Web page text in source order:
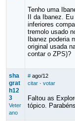
Tenho uma
II da Ibanez.
inferiores
tremolo usado
Ibanez poderia
original usada
contar o ZPS)?
sha
grat
h12
3
Veter
ano
# ago/12
citar· votar
Faltou as
tópico.